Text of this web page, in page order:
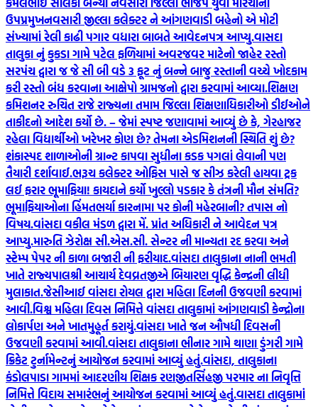
ઉપપ્રમુખનવસારી જીલ્લા કલેક્ટર ને આંગણવાડી બહેનો એ મોટી
સંખ્યામાં રેલી કાઢી પગાર વધારા બાબતે આવેદનપત્ર આપ્યુ.વાસદા
તાલુકા નું કુકડા ગામે પટેલ ફળિયામાં અવરજવર માટેનો જાહેર રસ્તો
સરપંચ દ્વારા જ જે સી બી વડે 3 ફૂટ નું બન્ને બાજુ રસ્તાની વચ્ચે ખોદકામ
કરી રસ્તો બંધ કરવાના આક્ષેપો ગ્રામજનો દ્વારા કરવામાં આવ્યા.શિક્ષણ
કમિશનર રુચિત રાજે રાજ્યના તમામ જિલ્લા શિક્ષણાધિકારીઓ ડીઈઓને
તાકીદનો આદેશ કર્યો છે. – જેમાં સ્પષ્ટ જણાવામાં આવ્યું છે કે, ગેરહાજર
રહેલા વિદ્યાર્થીઓ ખરેખર કોણ છે? તેમના એડમિશનની સ્થિતિ શું છે?
શંકાસ્પદ શાળાઓની ગ્રાન્ટ કાપવા સુધીના કડક પગલાં લેવાની પણ
તૈયારી દર્શાવાઈ.ભરૂચ કલેક્ટર ઓફિસ પાસે જ સીઝ કરેલી હાયવા ટ્રક
લઈ ફરાર ભૂમાફિયા! કાયદાને કર્યો ખુલ્લો પડકાર કે તંત્રની મૌન સંમતિ?
ભૂમાફિયાઓના હિંમતભર્યા કારનામા પર કોની મહેરબાની? તપાસ નો
વિષય.વાંસદા વકીલ મંડળ દ્વારા મેં. પ્રાંત અધિકારી ને આવેદન પત્ર
આપ્યુ.મારુતિ ઝેરોક્ષ સી.એસ.સી. સેન્ટર ની માન્યતા રદ કરવા અને
સ્ટેમ્પ પેપર ની કાળા બજારી ની ફરીયાદ.વાંસદા તાલુકાના નાની ભમતી
ખાતે રાજ્યપાલશ્રી આચાર્ય દેવવ્રતજીએ બિયારણ વૃદ્ધિ કેન્દ્રની લીધી
મુલાકાત.જેસીઆઈ વાંસદા રોયલ દ્વારા મહિલા દિનની ઉજવણી કરવામાં
આવી.વિશ્વ મહિલા દિવસ નિમિત્તે વાંસદા તાલુકામાં આંગણવાડી કેન્દ્રોના
લોકાર્પણ અને ખાતમુહૂર્ત કરાયું.વાંસદા ખાતે જન ઔષધી દિવસની
ઉજવણી કરવામાં આવી.વાંસદા તાલુકાના ભીનાર ગામે થાણા ડુંગરી ગામે
ક્રિકેટ ટુર્નામેન્ટનું આયોજન કરવામાં આવ્યું હતું.વાંસદા, તાલુકાના
કંડોલપાડા ગામમાં આદરણીય શિક્ષક રણજીતસિંહજી પરમાર ના નિવૃત્તિ
નિમિત્તે વિદાય સમારંભનું આયોજન કરવામાં આવ્યું હતું.વાસદા તાલુકામાં